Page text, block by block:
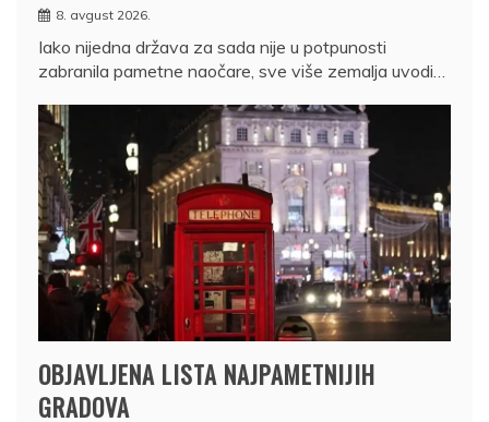
8. avgust 2026.
Iako nijedna država za sada nije u potpunosti
zabranila pametne naočare, sve više zemalja uvodi…
OBJAVLJENA LISTA NAJPAMETNIJIH
GRADOVA